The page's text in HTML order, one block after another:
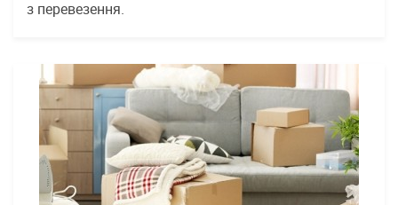
з перевезення.